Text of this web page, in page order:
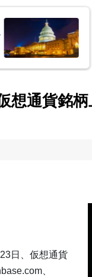
決算、売上高ほ
相当ビットコイ
想通貨銘
日、仮想通貨
、